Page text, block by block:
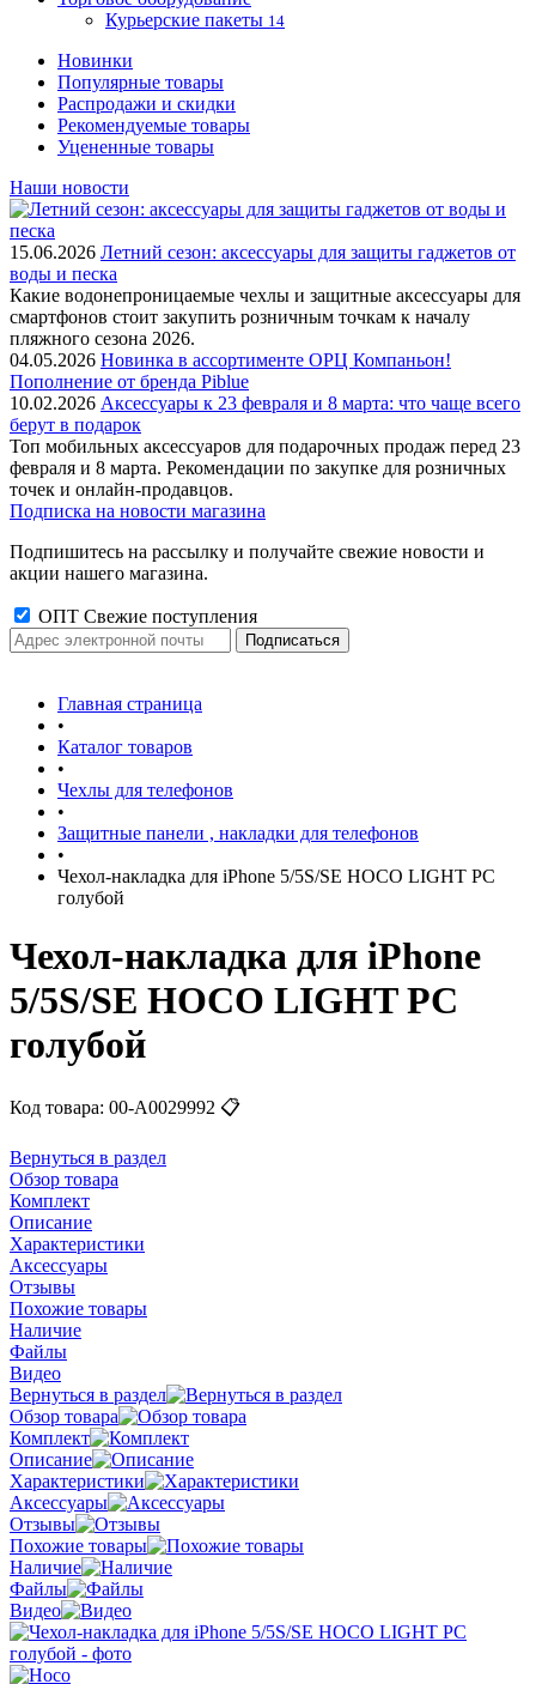
Курьерские пакеты 14
Новинки
Популярные товары
Распродажи и скидки
Рекомендуемые товары
Уцененные товары
Наши новости
15.06.2026 Летний сезон: аксессуары для защиты гаджетов от
воды и песка
Какие водонепроницаемые чехлы и защитные аксессуары для
смартфонов стоит закупить розничным точкам к началу
пляжного сезона 2026.
04.05.2026 Новинка в ассортименте OРЦ Компаньон!
Пополнение от бренда Piblue
10.02.2026 Аксессуары к 23 февраля и 8 марта: что чаще всего
берут в подарок
Топ мобильных аксессуаров для подарочных продаж перед 23
февраля и 8 марта. Рекомендации по закупке для розничных
точек и онлайн-продавцов.
Подписка на новости магазина
Подпишитесь на рассылку и получайте свежие новости и
акции нашего магазина.
ОПТ Свежие поступления
Главная страница
•
Каталог товаров
•
Чехлы для телефонов
•
Защитные панели , накладки для телефонов
•
Чехол-накладка для iPhone 5/5S/SE HOCO LIGHT PC
голубой
Чехол-накладка для iPhone
5/5S/SE HOCO LIGHT PC
голубой
Код товара: 00-А0029992 📋
Вернуться в раздел
Обзор товара
Комплект
Описание
Характеристики
Аксессуары
Отзывы
Похожие товары
Наличие
Файлы
Видео
Вернуться в раздел
Обзор товара
Комплект
Описание
Характеристики
Аксессуары
Отзывы
Похожие товары
Наличие
Файлы
Видео